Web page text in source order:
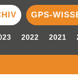
2022 2021
GPS-